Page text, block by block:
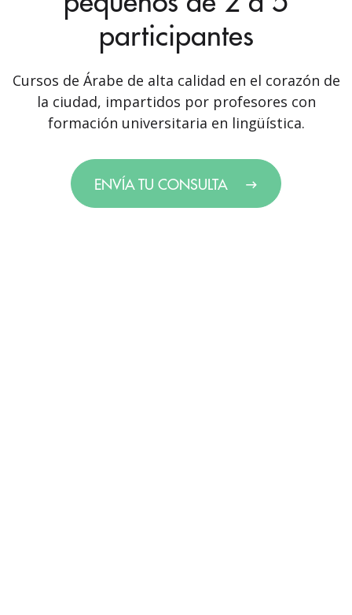
participantes
Cursos de Árabe de alta calidad en el corazón de
la ciudad, impartidos por profesores con
formación universitaria en lingüística.
ENVÍA TU CONSULTA